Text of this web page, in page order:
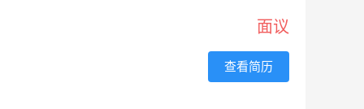
面议
查看简历